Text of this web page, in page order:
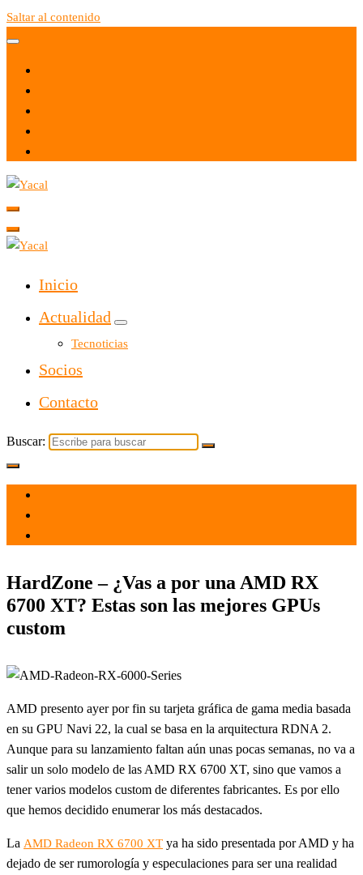
Saltar al contenido
Yacal micro hosting
Inicio
Actualidad
Tecnoticias
Socios
Contacto
Buscar:
HardZone – ¿Vas a por una AMD RX
6700 XT? Estas son las mejores GPUs
custom
AMD presento ayer por fin su tarjeta gráfica de gama media basada
en su GPU Navi 22, la cual se basa en la arquitectura RDNA 2.
Aunque para su lanzamiento faltan aún unas pocas semanas, no va a
salir un solo modelo de las AMD RX 6700 XT, sino que vamos a
tener varios modelos custom de diferentes fabricantes. Es por ello
que hemos decidido enumerar los más destacados.
La AMD Radeon RX 6700 XT ya ha sido presentada por AMD y ha
dejado de ser rumorología y especulaciones para ser una realidad